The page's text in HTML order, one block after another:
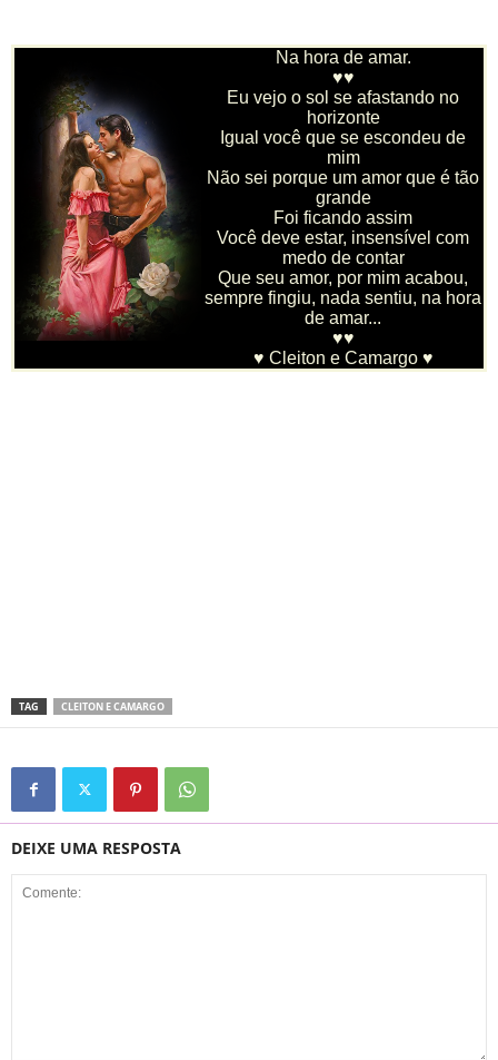
Na hora de amar.
♥♥
Eu vejo o sol se afastando no
horizonte
Igual você que se escondeu de
mim
Não sei porque um amor que é tão
grande
Foi ficando assim
Você deve estar, insensível com
medo de contar
Que seu amor, por mim acabou,
sempre fingiu, nada sentiu, na hora
de amar...
♥♥
♥ Cleiton e Camargo ♥
TAG CLEITON E CAMARGO
DEIXE UMA RESPOSTA